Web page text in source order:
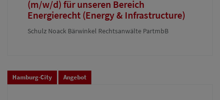
(m/w/d) für unseren Bereich
Energierecht (Energy & Infrastructure)
Schulz Noack Bärwinkel Rechtsanwälte PartmbB
Hamburg-City Angebot